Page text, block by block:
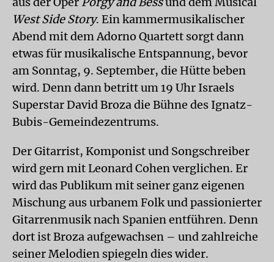
West Side Story. Ein kammermusikalischer
Abend mit dem Adorno Quartett sorgt dann
etwas für musikalische Entspannung, bevor
am Sonntag, 9. September, die Hütte beben
wird. Denn dann betritt um 19 Uhr Israels
Superstar David Broza die Bühne des Ignatz-
Bubis-Gemeindezentrums.
Der Gitarrist, Komponist und Songschreiber
wird gern mit Leonard Cohen verglichen. Er
wird das Publikum mit seiner ganz eigenen
Mischung aus urbanem Folk und passionierter
Gitarrenmusik nach Spanien entführen. Denn
dort ist Broza aufgewachsen – und zahlreiche
seiner Melodien spiegeln dies wider.